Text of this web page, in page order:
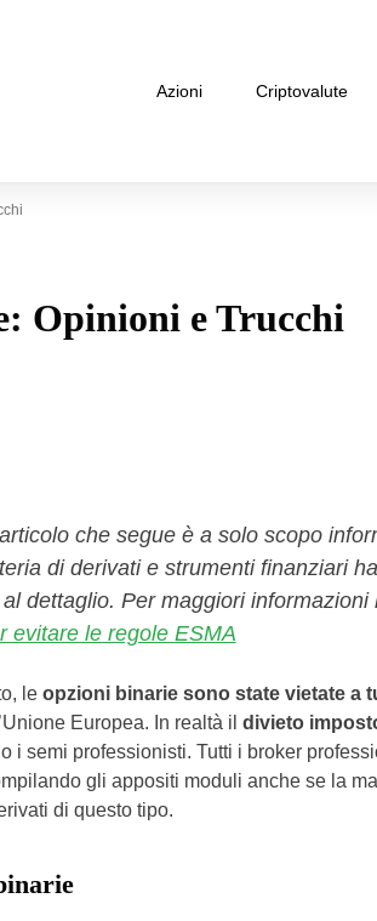
Azioni Criptovalute
Opinioni e Trucchi
che segue è a solo scopo
di derivati e strumenti finanziari
dettaglio. Per maggiori informazioni
evitare le regole ESMA
le opzioni binarie sono state vietate a
Europea. In realtà il divieto
i semi professionisti. Tutti i broker
gli appositi moduli anche se la
di questo tipo.